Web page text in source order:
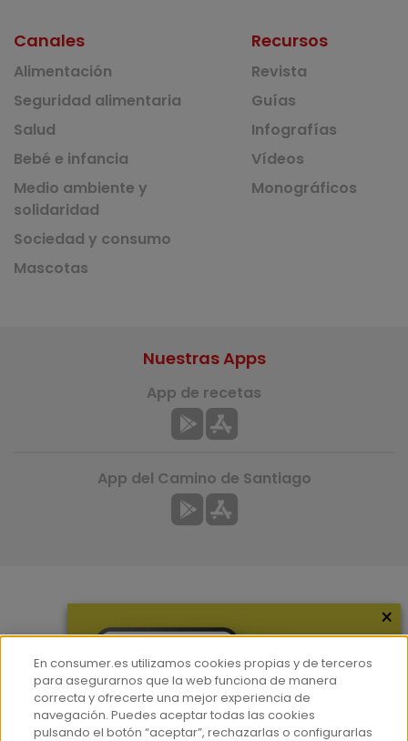
Canales
Alimentación
Seguridad alimentaria
Salud
Bebé e infancia
Medio ambiente y
solidaridad
Sociedad y consumo
Mascotas
Recursos
Revista
Guías
Infografías
Vídeos
Monográficos
Hemeroteca
Contacto
Nuestras Apps
App de recetas
App del Camino de Santiago
×
En consumer.es utilizamos cookies propias y de terceros
para asegurarnos que la web funciona de manera
correcta y ofrecerte una mejor experiencia de
navegación. Puedes aceptar todas las cookies
pulsando el botón “aceptar”, rechazarlas o configurarlas